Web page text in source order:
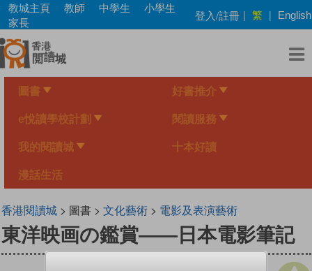
Skip
main
content
教城主頁 教師 中學生
小學生
家長
登入/註冊 | 繁 | English
圖書 好書推介
e悅讀學校計劃 閱讀服務
我的閱讀城 十本好讀
漫話生活
香港閱讀城> 圖書 > 文化藝術> 電影及表演藝術
東洋映画の鑑賞——日本電影筆記